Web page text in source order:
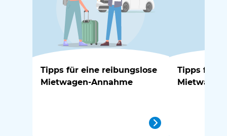
Tipps für eine reibungslose
Mietwagen-Annahme
Tipps für